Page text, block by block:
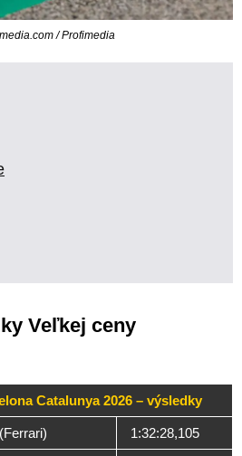
/ Profimedia
Veľkej ceny
Catalunya 2026 – výsledky
1:32:28,105